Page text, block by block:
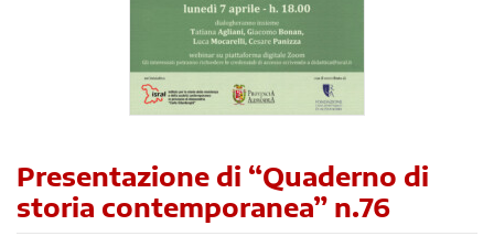
Presentazione di “Quaderno di
storia contemporanea” n.76